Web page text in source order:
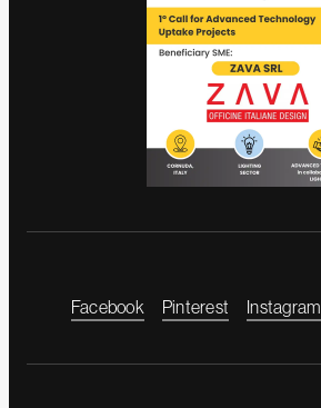
Facebook Pinterest Instagram